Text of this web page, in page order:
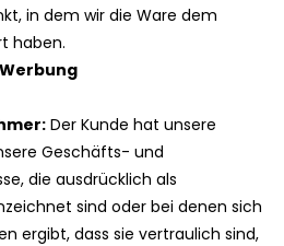
in dem wir die Ware dem
haben.
Der Kunde hat unsere
Geschäfts- und
die ausdrücklich als
sind oder bei denen sich
ergibt, dass sie vertraulich sind,